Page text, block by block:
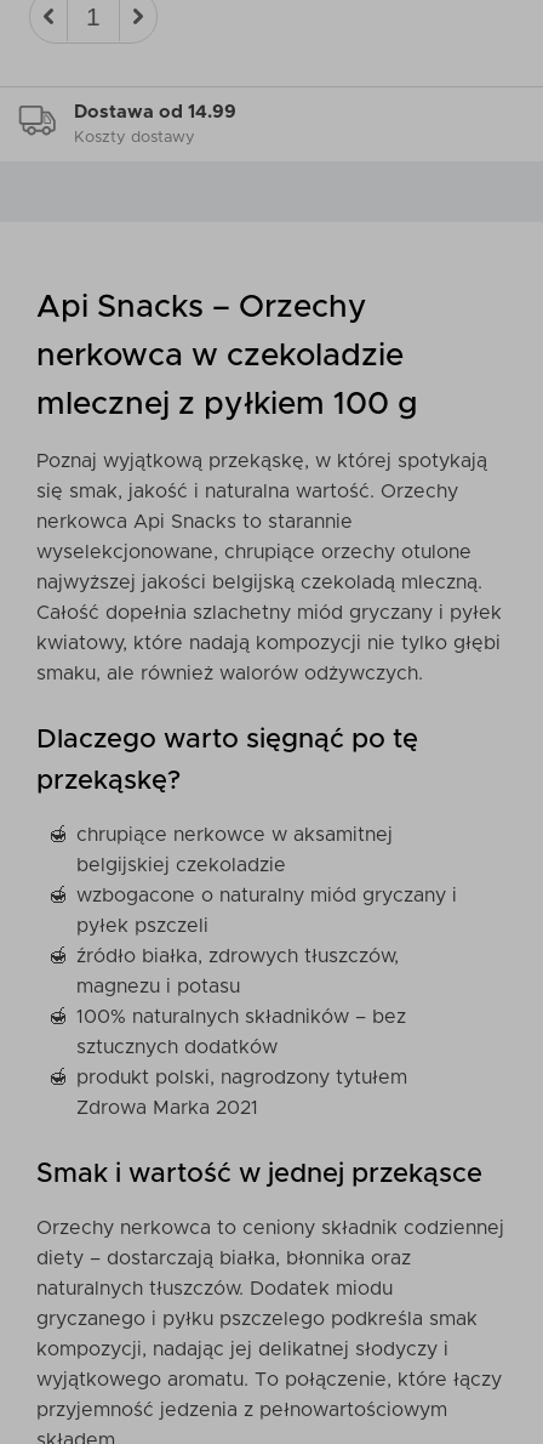
Dostawa od 14.99
Koszty dostawy
Api Snacks – Orzechy
nerkowca w czekoladzie
mlecznej z pyłkiem 100 g
Poznaj wyjątkową przekąskę, w której spotykają
się smak, jakość i naturalna wartość. Orzechy
nerkowca Api Snacks to starannie
wyselekcjonowane, chrupiące orzechy otulone
najwyższej jakości belgijską czekoladą mleczną.
Całość dopełnia szlachetny miód gryczany i pyłek
kwiatowy, które nadają kompozycji nie tylko głębi
smaku, ale również walorów odżywczych.
Dlaczego warto sięgnąć po tę
przekąskę?
chrupiące nerkowce w aksamitnej
belgijskiej czekoladzie
wzbogacone o naturalny miód gryczany i
pyłek pszczeli
źródło białka, zdrowych tłuszczów,
magnezu i potasu
100% naturalnych składników – bez
sztucznych dodatków
produkt polski, nagrodzony tytułem
Zdrowa Marka 2021
Smak i wartość w jednej przekąsce
Orzechy nerkowca to ceniony składnik codziennej
diety – dostarczają białka, błonnika oraz
naturalnych tłuszczów. Dodatek miodu
gryczanego i pyłku pszczelego podkreśla smak
kompozycji, nadając jej delikatnej słodyczy i
wyjątkowego aromatu. To połączenie, które łączy
przyjemność jedzenia z pełnowartościowym